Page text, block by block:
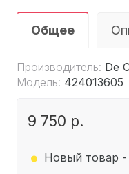
Общее
Производитель: De
Модель: 424013605
9 750 р.
. Новый товар -